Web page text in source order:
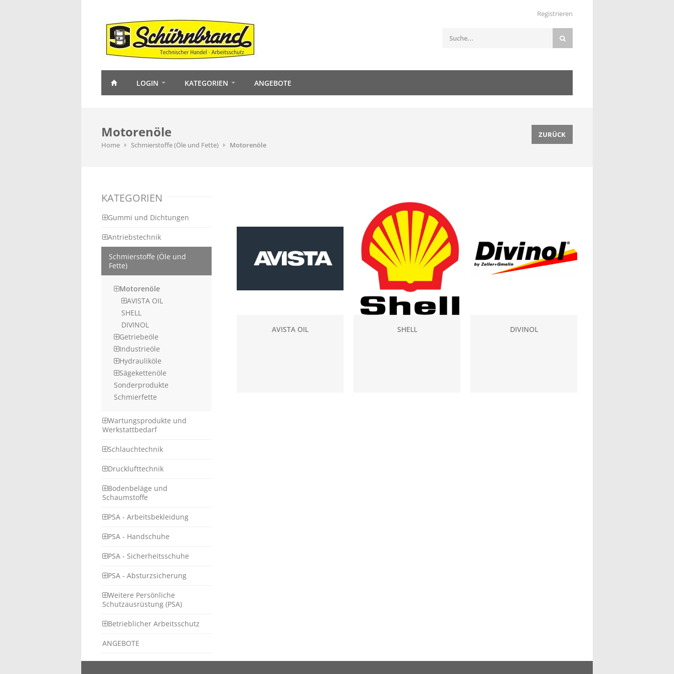
Registrieren
LOGIN KATEGORIEN ANGEBOTE
Motorenöle
Home Schmierstoffe (Öle und Fette) Motorenöle
ZURÜCK
KATEGORIEN
Gummi und Dichtungen
Antriebstechnik
Schmierstoffe (Öle und
Fette)
Motorenöle
AVISTA OIL
SHELL
DIVINOL
Getriebeöle
Industrieöle
Hydrauliköle
Sägekettenöle
Sonderprodukte
Schmierfette
Wartungsprodukte und
Werkstattbedarf
Schlauchtechnik
Drucklufttechnik
Bodenbeläge und
Schaumstoffe
PSA - Arbeitsbekleidung
PSA - Handschuhe
PSA - Sicherheitsschuhe
PSA - Absturzsicherung
Weitere Persönliche
Schutzausrüstung (PSA)
Betrieblicher Arbeitsschutz
ANGEBOTE
AVISTA OIL SHELL DIVINOL